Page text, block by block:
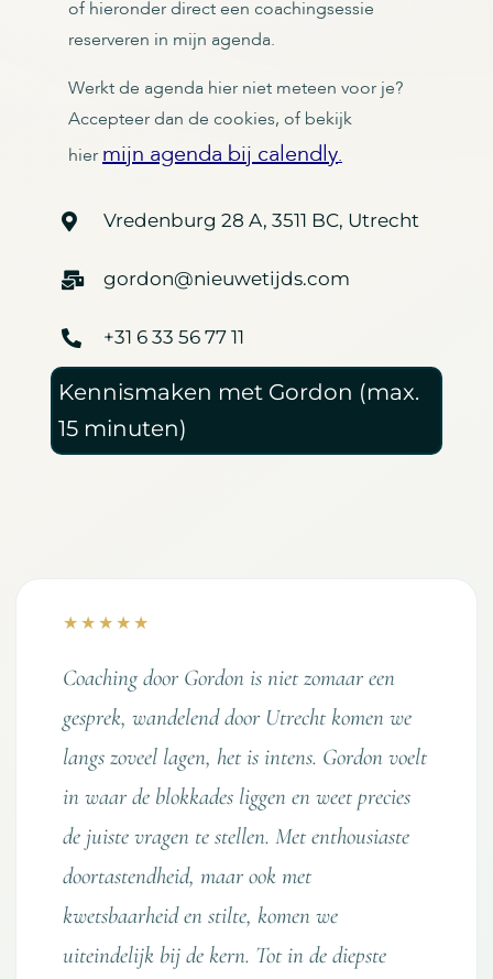
of hieronder direct een coachingsessie
reserveren in mijn agenda.
Werkt de agenda hier niet meteen voor je?
Accepteer dan de cookies, of bekijk
hier mijn agenda bij calendly.
Kennismaken met Gordon (max.
15 minuten)
Vredenburg 28 A, 3511 BC, Utrecht
gordon@nieuwetijds.com
+31 6 33 56 77 11
★★★★★
Coaching door Gordon is niet zomaar een
gesprek, wandelend door Utrecht komen we
langs zoveel lagen, het is intens. Gordon voelt
in waar de blokkades liggen en weet precies
de juiste vragen te stellen. Met enthousiaste
doortastendheid, maar ook met
kwetsbaarheid en stilte, komen we
uiteindelijk bij de kern. Tot in de diepste